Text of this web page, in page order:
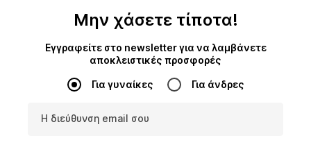
Μην χάσετε τίποτα!
Εγγραφείτε στο newsletter για να λαμβάνετε
αποκλειστικές προσφορές
Για γυναίκες Για άνδρες
Η διεύθυνση email σου